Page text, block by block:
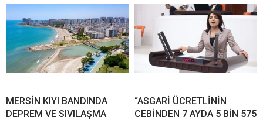
MERSİN KIYI BANDINDA
DEPREM VE SIVILAŞMA
“ASGARİ ÜCRETLİNİN
CEBİNDEN 7 AYDA 5 BİN 575